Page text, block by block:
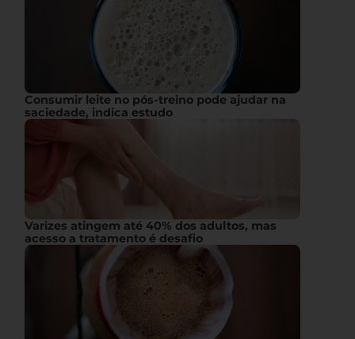
Consumir leite no pós-treino pode ajudar na
saciedade, indica estudo
Varizes atingem até 40% dos adultos, mas
acesso a tratamento é desafio